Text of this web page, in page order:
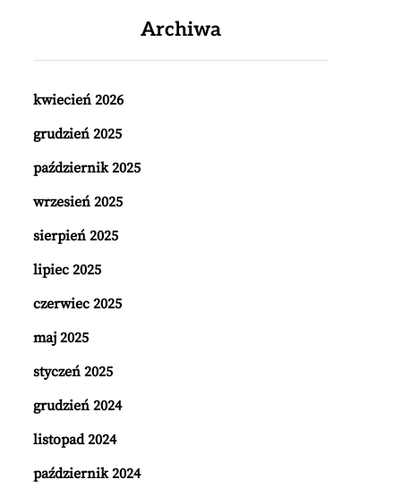
Archiwa
kwiecień 2026
grudzień 2025
październik 2025
wrzesień 2025
sierpień 2025
lipiec 2025
czerwiec 2025
maj 2025
styczeń 2025
grudzień 2024
listopad 2024
październik 2024